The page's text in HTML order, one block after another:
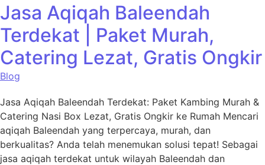
Jasa Aqiqah Baleendah
Terdekat | Paket Murah,
Catering Lezat, Gratis Ongkir
Blog
Jasa Aqiqah Baleendah Terdekat: Paket Kambing Murah &
Catering Nasi Box Lezat, Gratis Ongkir ke Rumah Mencari
aqiqah Baleendah yang terpercaya, murah, dan
berkualitas? Anda telah menemukan solusi tepat! Sebagai
jasa aqiqah terdekat untuk wilayah Baleendah dan